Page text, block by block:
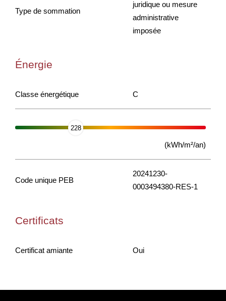
Type de sommation
juridique ou mesure
administrative
imposée
Énergie
Classe énergétique C
228
(kWh/m²/an)
Code unique PEB
20241230-
0003494380-RES-1
Certificats
Certificat amiante Oui